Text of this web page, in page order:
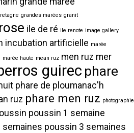
grandes marées granit
ile de ré ile renote image gallery
incubation artificielle marée
marée haute mean ruz men ruz mer
guirec phare
phare de ploumanac'h
ruz phare men ruz photographie
poussin 1 semaine
semaines poussin 3 semaines